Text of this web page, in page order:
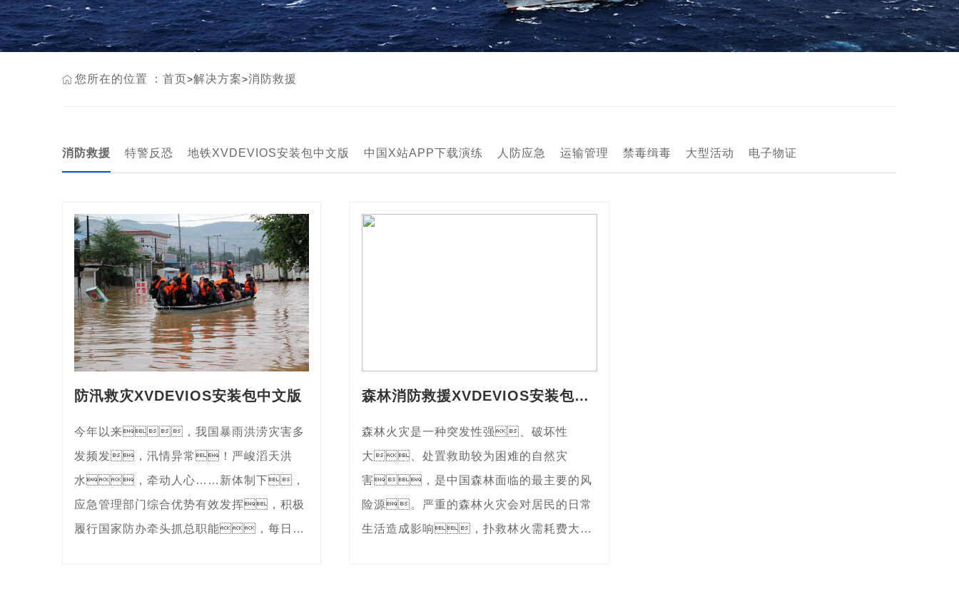
您所在的位置： 首页>解决方案>消防救援
消防救援 特警反恐 地铁XVDEVIOS安装包中文版 中国X站APP下载演练 人防应急 运输管理 禁毒缉毒 大型活动 电子物证
防汛救灾XVDEVIOS安装包中文版
今年以来，我国暴雨洪涝灾害多
发频发，汛情异常！严峻滔天洪
水，牵动人心……新体制下，
应急管理部门综合优势有效发挥，积极
履行国家防办牵头抓总职能，每日组
森林消防救援XVDEVIOS安装包中文版
森林火灾是一种突发性强、破坏性
大、处置救助较为困难的自然灾
害，是中国森林面临的最主要的风
险源。严重的森林火灾会对居民的日常
生活造成影响，扑救林火需耗费大量